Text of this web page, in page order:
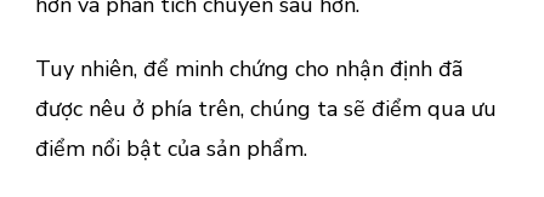
Tuy nhiên, để minh chứng cho nhận định đã
được nêu ở phía trên, chúng ta sẽ điểm qua ưu
điểm nổi bật của sản phẩm.